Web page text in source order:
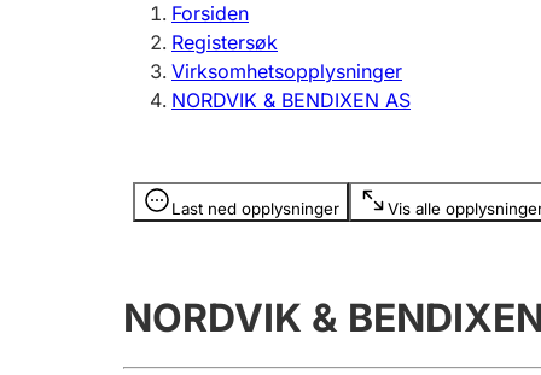
Registrere, endre, slette
Forsiden
Registersøk
Virksomhetsopplysninger
NORDVIK & BENDIXEN AS
Last ned opplysninger Vis alle
Opplysninger er skjult
NORDVIK &